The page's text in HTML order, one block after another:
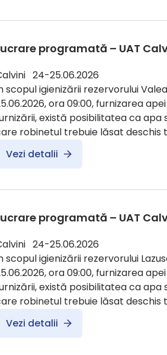
programată – UAT
24-25.06.2026
scopul igienizării rezervorului
ora 09:00, furnizarea
există posibilitatea ca
robinetul trebuie lăsat deschis
Vezi detalii
programată – UAT
24-25.06.2026
scopul igienizării rezervorului
ora 09:00, furnizarea
există posibilitatea ca
robinetul trebuie lăsat deschis
Vezi detalii